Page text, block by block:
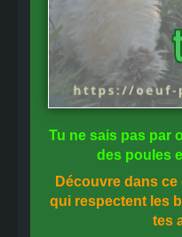
Tu ne sais pas par
des poules
Découvre dans ce
qui respectent les
tes